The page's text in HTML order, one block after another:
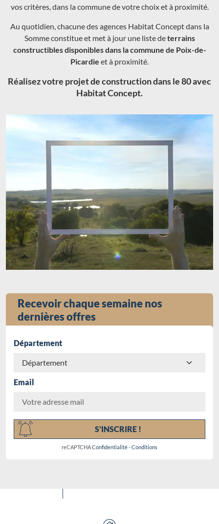
vos critères, dans la commune de votre choix et à proximité.
Au quotidien, chacune des agences Habitat Concept dans la
Somme constitue et met à jour une liste deterrains
constructibles disponibles dans la commune de Poix-de-
Picardie et à proximité.
Réalisez votre projet de construction dans le 80 avec
Habitat Concept.
Recevoir chaque semaine nos
dernières offres
Département
Email
S'INSCRIRE !
reCAPTCHAConfidentialité-Conditions